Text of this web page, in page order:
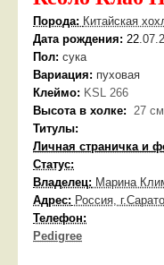
Порода: Китайская
Дата рождения: 22
Пол: сука
Вариация: пуховая
Клеймо: KSL 266
Высота в холке: 27
Титулы:
Личная страничка и
Статус:
Владелец: Марина
Адрес: Россия,
Телефон:
Pedigree